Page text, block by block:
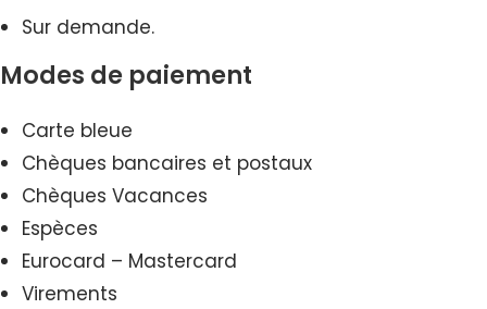
Sur demande.
Modes de paiement
Carte bleue
Chèques bancaires et postaux
Chèques Vacances
Espèces
Eurocard – Mastercard
Virements